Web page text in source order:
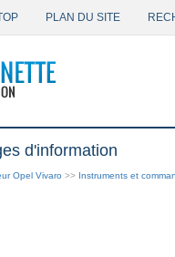
PLAN DU SITE
d'information
Opel Vivaro >> Instruments et